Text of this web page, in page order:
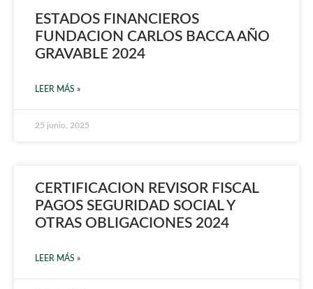
ESTADOS FINANCIEROS
FUNDACION CARLOS BACCA AÑO
GRAVABLE 2024
LEER MÁS »
25 junio, 2025
CERTIFICACION REVISOR FISCAL
PAGOS SEGURIDAD SOCIAL Y
OTRAS OBLIGACIONES 2024
LEER MÁS »